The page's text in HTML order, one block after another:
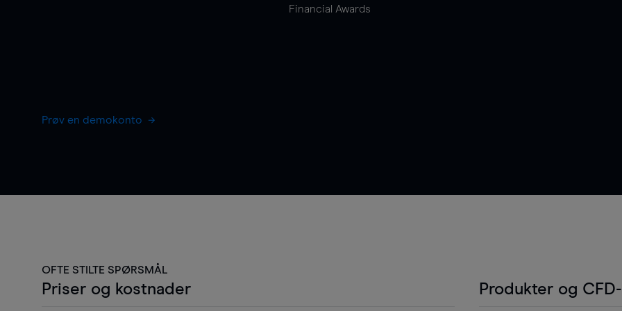
Financial Awards
Prøv en demokonto
OFTE STILTE SPØRSMÅL
Priser og kostnader Produkter og